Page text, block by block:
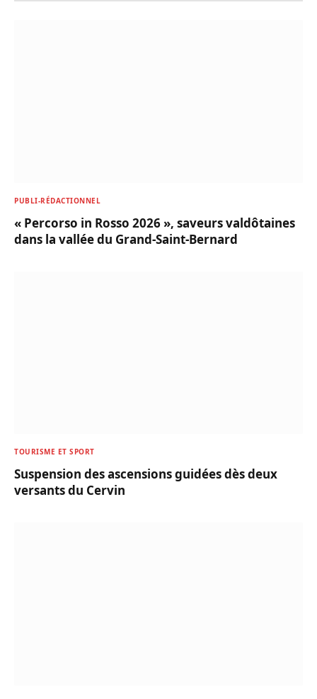
PUBLI-RÉDACTIONNEL
« Percorso in Rosso 2026 », saveurs valdôtaines
dans la vallée du Grand-Saint-Bernard
TOURISME ET SPORT
Suspension des ascensions guidées dès deux
versants du Cervin